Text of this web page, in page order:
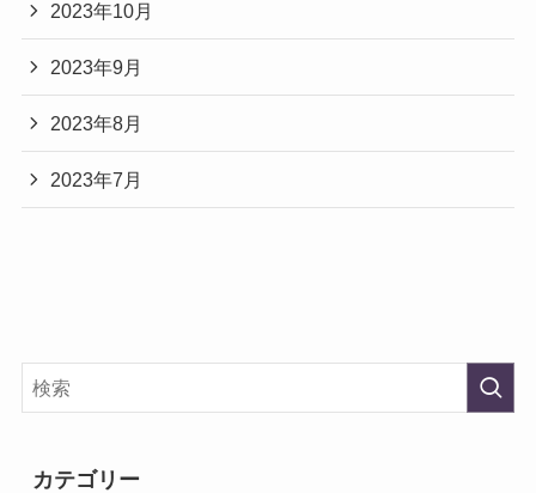
2023年10月
2023年9月
2023年8月
2023年7月
カテゴリー